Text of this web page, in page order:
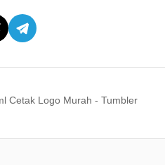
Cetak Logo Murah - Tumbler